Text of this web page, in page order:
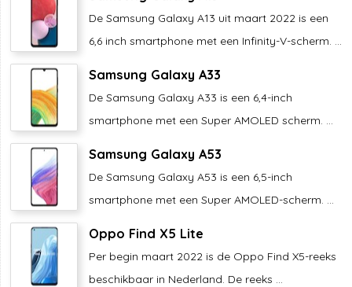
De Samsung Galaxy A13 uit maart 2022 is een
6,6 inch smartphone met een Infinity-V-scherm. ...
Samsung Galaxy A33
De Samsung Galaxy A33 is een 6,4-inch
smartphone met een Super AMOLED scherm. ...
Samsung Galaxy A53
De Samsung Galaxy A53 is een 6,5-inch
smartphone met een Super AMOLED-scherm. ...
Oppo Find X5 Lite
Per begin maart 2022 is de Oppo Find X5-reeks
beschikbaar in Nederland. De reeks ...